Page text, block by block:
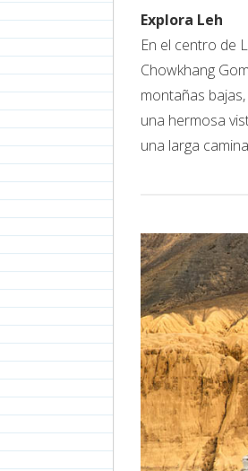
Explora Leh
En el centro de
Chowkhang
montañas
una hermosa
una larga